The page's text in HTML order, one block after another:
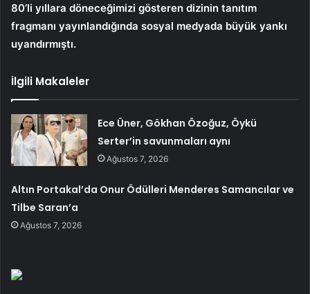
80’li yıllara döneceğimizi gösteren dizinin tanıtım
fragmanı yayınlandığında sosyal medyada büyük yankı
uyandırmıştı.
İlgili Makaleler
Ece Üner, Gökhan Özoğuz, Öykü
Serter’in savunmaları aynı
Ağustos 7, 2026
Altın Portakal’da Onur Ödülleri Menderes Samancılar ve
Tilbe Saran’a
Ağustos 7, 2026